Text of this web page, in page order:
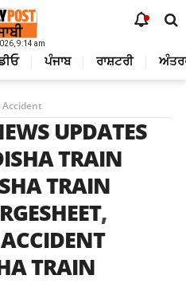
9:14 am
ਪੰਜਾਬ ਰਾਸ਼ਟਰੀ
Accident
UPDATES
TRAIN
TRAIN
,
TRAIN